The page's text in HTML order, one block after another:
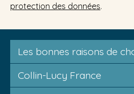
protection des données.
Les bonnes raisons de
Collin-Lucy France